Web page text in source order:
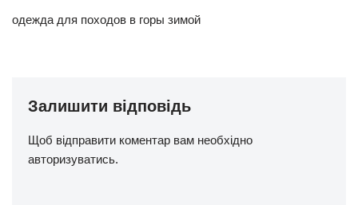
одежда для походов в горы зимой
Залишити відповідь
Щоб відправити коментар вам необхідно
авторизуватись.